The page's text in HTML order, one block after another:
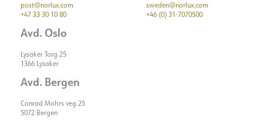
post@norlux.com
+47 33 30 10 80
Avd. Oslo
Lysaker Torg 25
1366 Lysaker
Avd. Bergen
Conrad Mohrs veg 25
5072 Bergen
sweden@norlux.com
+46 (0) 31-7070500